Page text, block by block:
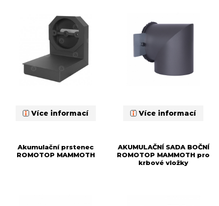
Více informací Více informací
Akumulační prstenec
ROMOTOP MAMMOTH
AKUMULAČNÍ SADA BOČNÍ
ROMOTOP MAMMOTH pro
krbové vložky